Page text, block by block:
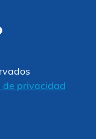
de privacidad